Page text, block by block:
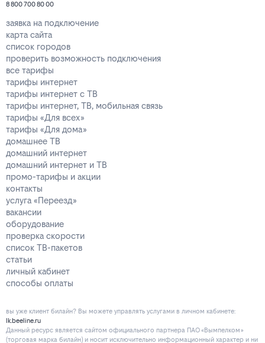
8 800 700 80 00
заявка на подключение
карта сайта
список городов
проверить возможность подключения
все тарифы
тарифы интернет
тарифы интернет с ТВ
тарифы интернет, ТВ, мобильная связь
тарифы «Для всех»
тарифы «Для дома»
домашнее ТВ
домашний интернет
домашний интернет и ТВ
промо-тарифы и акции
контакты
услуга «Переезд»
вакансии
оборудование
проверка скорости
список ТВ-пакетов
статьи
личный кабинет
способы оплаты
вы уже клиент билайн? Вы можете управлять услугами в личнoм кaбинeтe:
lk.beeline.ru
Данный ресурс является сайтом официального партнера ПАО «Вымпелком»
(торговая марка билайн) и носит исключительно информационный характер и ни